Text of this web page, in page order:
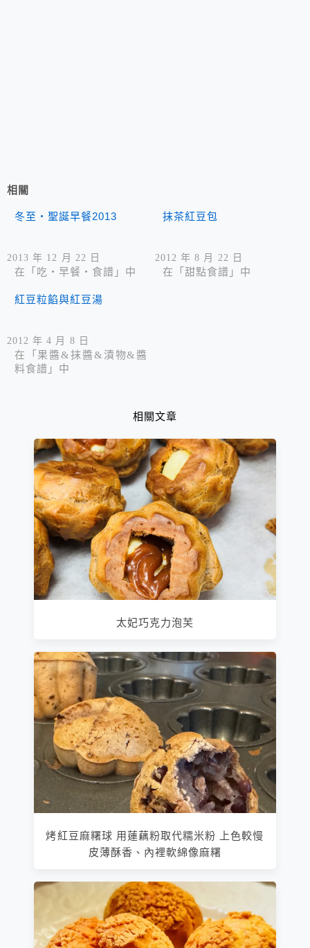
相關
冬至‧聖誕早餐2013
2013 年 12 月 22 日
在「吃‧早餐‧食譜」中
抹茶紅豆包
2012 年 8 月 22 日
在「甜點食譜」中
紅豆粒餡與紅豆湯
2012 年 4 月 8 日
在「果醬&抹醬&漬物&醬
料食譜」中
相關文章
太妃巧克力泡芙
烤紅豆麻糬球 用蓮藕粉取代糯米粉 上色較慢
皮薄酥香、內裡軟綿像麻糬